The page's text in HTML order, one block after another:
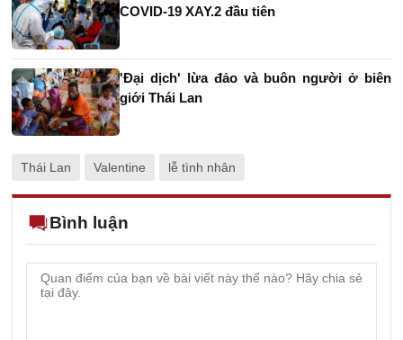
COVID-19 XAY.2 đầu tiên
'Đại dịch' lừa đảo và buôn người ở biên
giới Thái Lan
Thái Lan Valentine lễ tình nhân
Bình luận